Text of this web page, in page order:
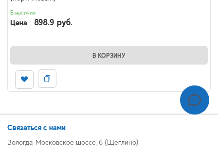
В наличии
Цена 898.9 руб.
В КОРЗИНУ
Связаться с нами
Вологда, Московское шоссе, 6 (Щеглино)